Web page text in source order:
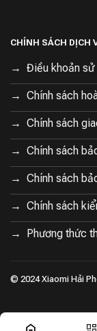
Showroom 1:
Showroom 2: 166
02252.668.668
Showroom 4:
CHÍNH SÁCH DỊCH
Điều khoản sử
Chính sách
Chính sách
Chính sách
Chính sách
Chính sách
Phương thức
© 2024 Xiaomi Hải